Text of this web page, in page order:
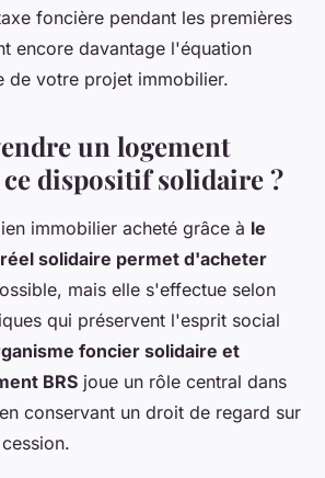
foncière pendant les premières
encore davantage l'équation
de votre projet immobilier.
un logement
ce dispositif solidaire ?
immobilier acheté grâce à le
solidaire permet d'acheter
mais elle s'effectue selon
qui préservent l'esprit social
foncier solidaire et
BRS joue un rôle central dans
conservant un droit de regard sur